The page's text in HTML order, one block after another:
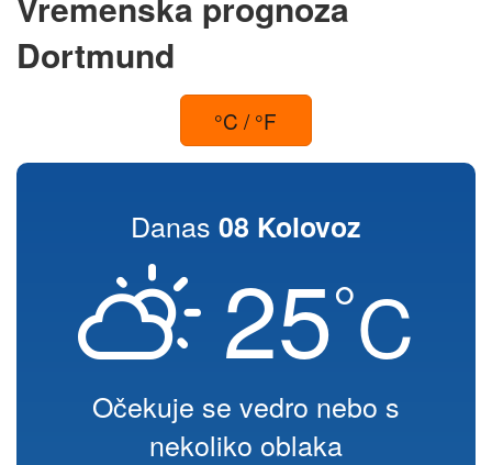
Dortmund
°C / °F
Danas 08 Kolovoz
25°C
Očekuje se vedro nebo s
nekoliko oblaka